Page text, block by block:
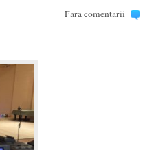
Fara comentarii